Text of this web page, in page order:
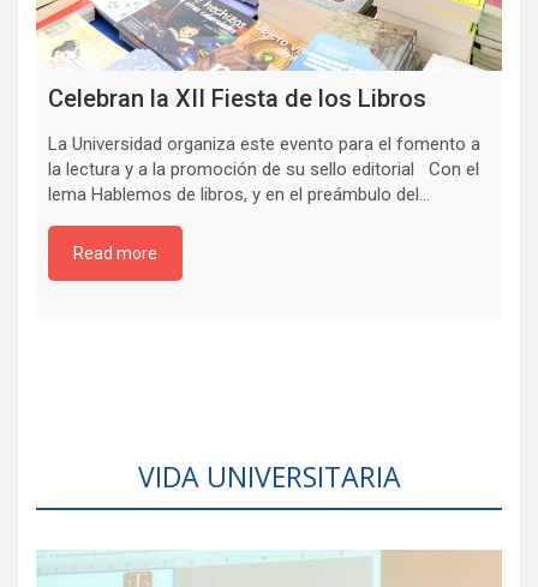
Celebran la XII Fiesta de los Libros
La Universidad organiza este evento para el fomento a
la lectura y a la promoción de su sello editorial Con el
lema Hablemos de libros, y en el preámbulo del…
Read more
VIDA UNIVERSITARIA